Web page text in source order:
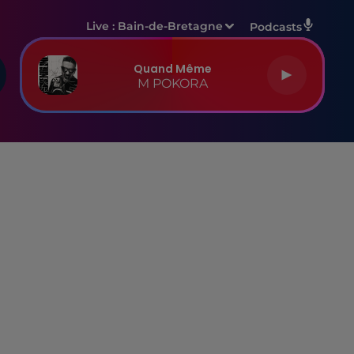
Live : Bain-de-Bretagne Podcasts
Quand Même
M POKORA